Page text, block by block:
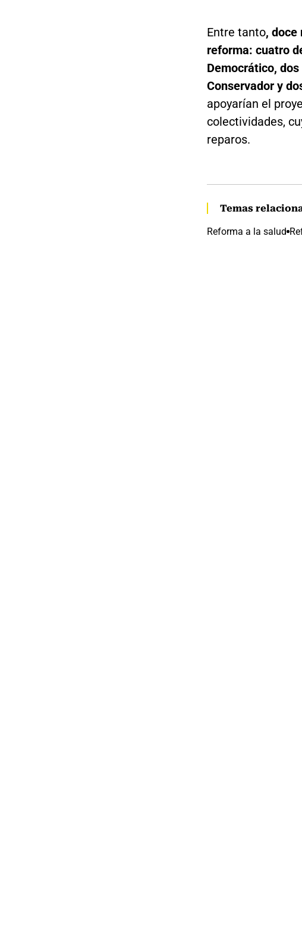
Entre tanto, doce
reforma: cuatro
Democrático,
Conservador y
apoyarían el
colectividades,
reparos.
Temas
Reforma a la salud